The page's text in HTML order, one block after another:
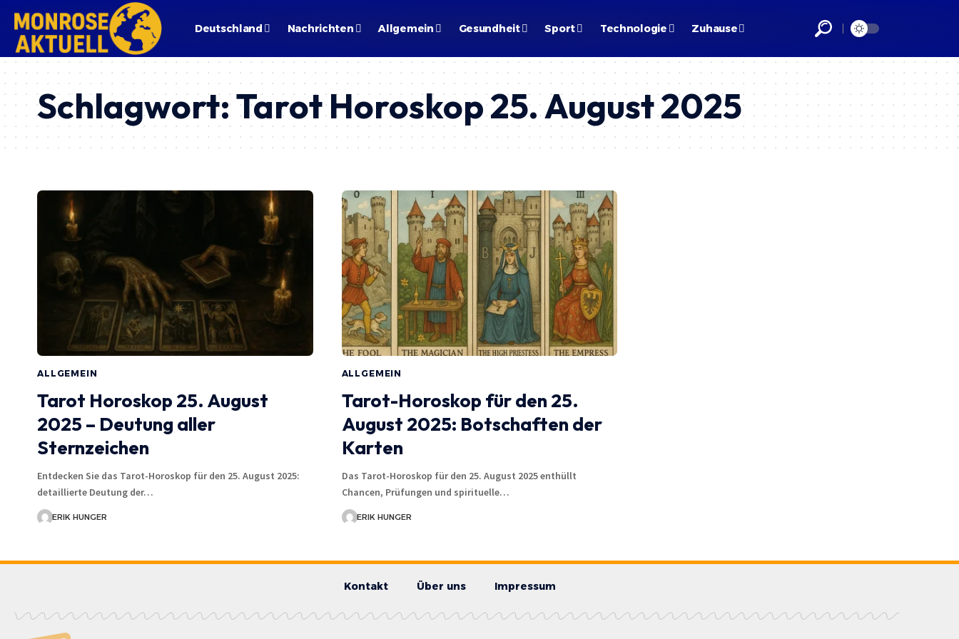
Deutschland Nachrichten Allgemein Gesundheit Sport Technologie Zuhause
Schlagwort:Tarot Horoskop 25. August 2025
ALLGEMEIN
Tarot Horoskop 25. August
2025 – Deutung aller
Sternzeichen
Entdecken Sie das Tarot-Horoskop für den 25. August 2025:
detaillierte Deutung der…
ERIK HUNGER
ALLGEMEIN
Tarot-Horoskop für den 25.
August 2025: Botschaften der
Karten
Das Tarot-Horoskop für den 25. August 2025 enthüllt
Chancen, Prüfungen und spirituelle…
ERIK HUNGER
Kontakt Über uns Impressum